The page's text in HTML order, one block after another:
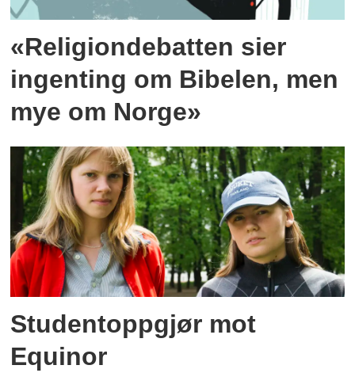
«Religiondebatten sier
ingenting om Bibelen, men
mye om Norge»
Studentoppgjør mot
Equinor